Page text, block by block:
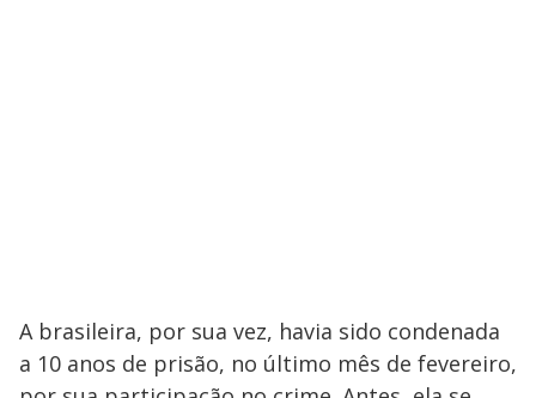
A brasileira, por sua vez, havia sido condenada
a 10 anos de prisão, no último mês de fevereiro,